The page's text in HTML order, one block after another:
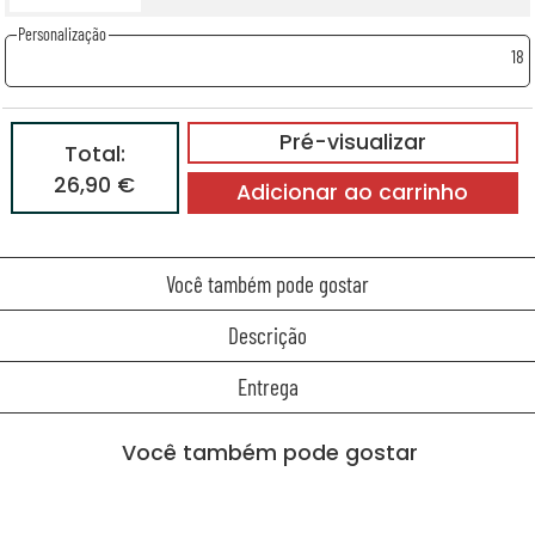
Personalização
18
Pré-visualizar
Total:
26,90 €
Adicionar ao carrinho
Você também pode gostar
Descrição
Entrega
Você também pode gostar